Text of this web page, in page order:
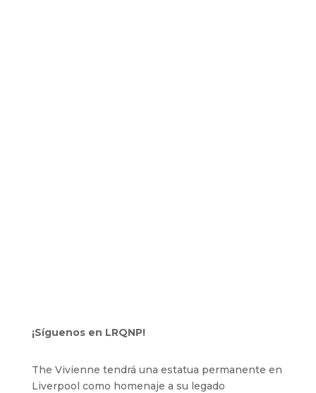
¡Síguenos en LRQNP!
The Vivienne tendrá una estatua permanente en
Liverpool como homenaje a su legado